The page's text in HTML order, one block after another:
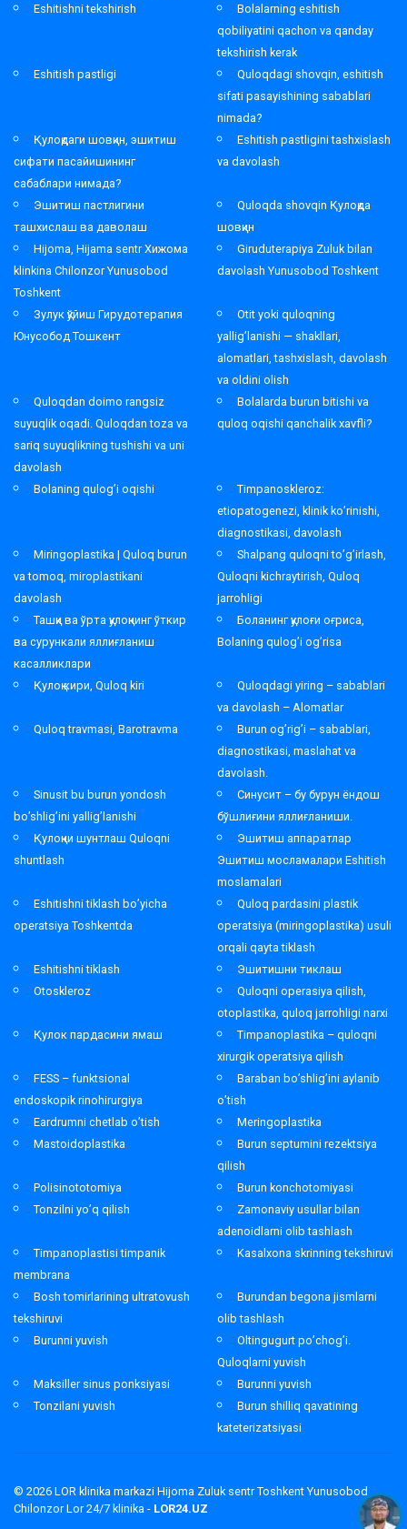
Eshitishni tekshirish
Bolalarning eshitish
qobiliyatini qachon va qanday
tekshirish kerak
Eshitish pastligi
Quloqdagi shovqin, eshitish
sifati pasayishining sabablari
nimada?
Қулоқдаги шовқин, эшитиш
сифати пасайишининг
сабаблари нимада?
Eshitish pastligini tashxislash
va davolash
Эшитиш пастлигини
ташхислаш ва даволаш
Quloqda shovqin Қулоқда
шовқин
Hijoma, Hijama sentr Хижома
klinkina Chilonzor Yunusobod
Toshkent
Giruduterapiya Zuluk bilan
davolash Yunusobod Toshkent
Зулук қўйиш Гирудотерапия
Юнусобод Тошкент
Otit yoki quloqning
yallig’lanishi — shakllari,
alomatlari, tashxislash, davolash
va oldini olish
Quloqdan doimo rangsiz
suyuqlik oqadi. Quloqdan toza va
sariq suyuqlikning tushishi va uni
davolash
Bolalarda burun bitishi va
quloq oqishi qanchalik xavfli?
Bolaning qulog’i oqishi
Timpanoskleroz:
etiopatogenezi, klinik ko’rinishi,
diagnostikasi, davolash
Miringoplastika | Quloq burun
va tomoq, miroplastikani
davolash
Shalpang quloqni to’g’irlash,
Quloqni kichraytirish, Quloq
jarrohligi
Ташқи ва ўрта қулоқнинг ўткир
ва сурункали яллиғланиш
касалликлари
Боланинг қулоғи оғриса,
Bolaning qulog’i og’risa
Қулоқ кири, Quloq kiri
Quloqdagi yiring – sabablari
va davolash – Alomatlar
Quloq travmasi, Barotravma
Burun og’rig’i – sabablari,
diagnostikasi, maslahat va
davolash.
Sinusit bu burun yondosh
bo’shlig’ini yallig’lanishi
Синусит – бу бурун ёндош
бўшлиғини яллиғланиши.
Қулоқни шунтлаш Quloqni
shuntlash
Эшитиш аппаратлар
Эшитиш мосламалари Eshitish
moslamalari
Eshitishni tiklash bo’yicha
operatsiya Toshkentda
Quloq pardasini plastik
operatsiya (miringoplastika) usuli
orqali qayta tiklash
Eshitishni tiklash
Эшитишни тиклаш
Otoskleroz
Quloqni operasiya qilish,
otoplastika, quloq jarrohligi narxi
Қулок пардасини ямаш
Timpanoplastika – quloqni
xirurgik operatsiya qilish
FESS – funktsional
endoskopik rinohirurgiya
Baraban bo’shlig’ini aylanib
o’tish
Eardrumni chetlab o’tish
Meringoplastika
Mastoidoplastika
Burun septumini rezektsiya
qilish
Polisinototomiya
Burun konchotomiyasi
Tonzilni yo’q qilish
Zamonaviy usullar bilan
adenoidlarni olib tashlash
Timpanoplastisi timpanik
membrana
Kasalxona skrinning tekshiruvi
Bosh tomirlarining ultratovush
tekshiruvi
Burundan begona jismlarni
olib tashlash
Burunni yuvish
Oltingugurt po’chog’i.
Quloqlarni yuvish
Maksiller sinus ponksiyasi
Burunni yuvish
Tonzilani yuvish
Burun shilliq qavatining
kateterizatsiyasi
© 2026 LOR klinika markazi Hijoma Zuluk sentr Toshkent Yunusobod
Chilonzor Lor 24/7 klinika - LOR24.UZ